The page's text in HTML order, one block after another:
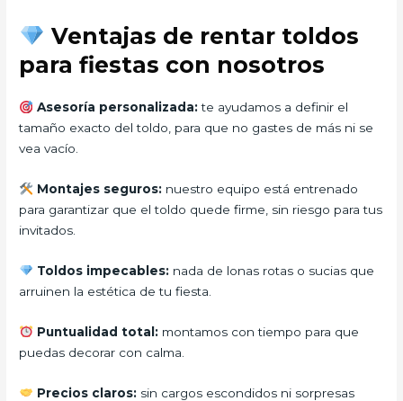
Ventajas de rentar toldos
para fiestas con nosotros
Asesoría personalizada:te ayudamos a definir el
tamaño exacto del toldo, para que no gastes de más ni se
vea vacío.
Montajes seguros:nuestro equipo está entrenado
para garantizar que el toldo quede firme, sin riesgo para tus
invitados.
Toldos impecables:nada de lonas rotas o sucias que
arruinen la estética de tu fiesta.
Puntualidad total:montamos con tiempo para que
puedas decorar con calma.
Precios claros:sin cargos escondidos ni sorpresas